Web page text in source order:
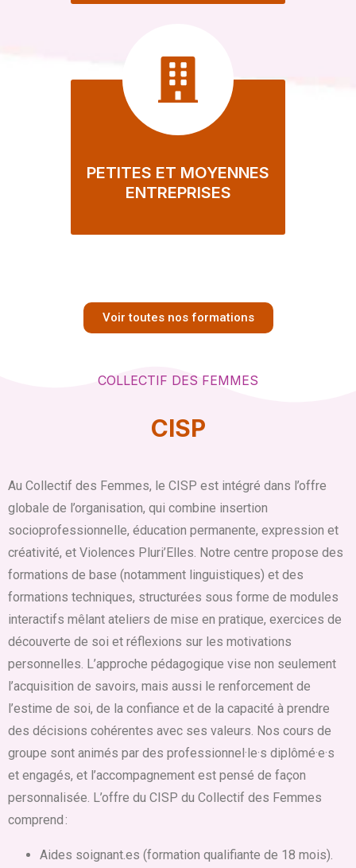
PETITES ET MOYENNES
ENTREPRISES
Voir toutes nos formations
COLLECTIF DES FEMMES
CISP
Au Collectif des Femmes, le CISP est intégré dans l’offre
globale de l’organisation, qui combine insertion
socioprofessionnelle, éducation permanente, expression et
créativité, et Violences Pluri’Elles. Notre centre propose des
formations de base (notamment linguistiques) et des
formations techniques, structurées sous forme de modules
interactifs mêlant ateliers de mise en pratique, exercices de
découverte de soi et réflexions sur les motivations
personnelles. L’approche pédagogique vise non seulement
l’acquisition de savoirs, mais aussi le renforcement de
l’estime de soi, de la confiance et de la capacité à prendre
des décisions cohérentes avec ses valeurs. Nos cours de
groupe sont animés par des professionnel·le·s diplômé·e·s
et engagés, et l’accompagnement est pensé de façon
personnalisée. L’offre du CISP du Collectif des Femmes
comprend :
Aides soignant.es (formation qualifiante de 18 mois).